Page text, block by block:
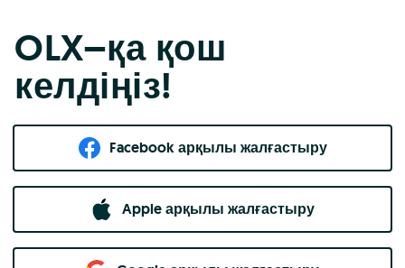
OLX–қа қош
келдіңіз!
Facebook арқылы жалғастыру
Apple арқылы жалғастыру